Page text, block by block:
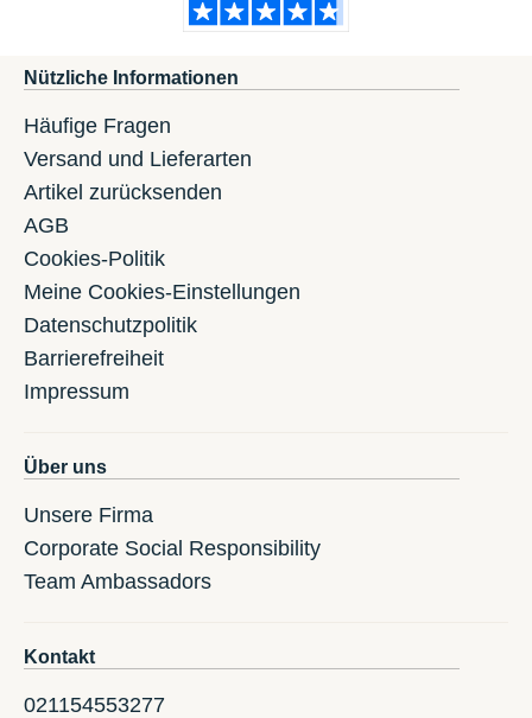
Nützliche Informationen
Häufige Fragen
Versand und Lieferarten
Artikel zurücksenden
AGB
Cookies-Politik
Meine Cookies-Einstellungen
Datenschutzpolitik
Barrierefreiheit
Impressum
Über uns
Unsere Firma
Corporate Social Responsibility
Team Ambassadors
Kontakt
021154553277